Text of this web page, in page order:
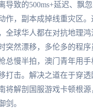
导致的500ms+延迟、飘
作，副本成掉线重灾区。
全球华人都在对抗地理鸿
突然漂移，多伦多的程序
总慢半拍，澳门青年用
打击。解决之道在于穿透
将解剖国服游戏卡顿根
剑。